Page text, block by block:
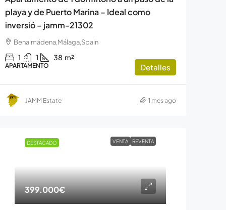
playa y de Puerto Marina – Ideal como
inversió – jamm-21302
Benalmádena,Málaga,Spain
1 1 38 m²
APARTAMENTO Detalles
JAMM Estate 1 mes ago
DESTACADO VENTA REVENTA
399.000€